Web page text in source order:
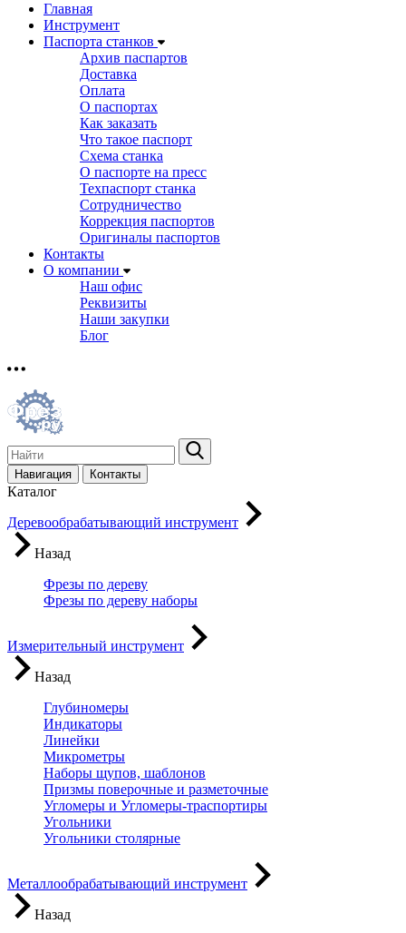
Главная
Инструмент
Паспорта станков
Архив паспартов
Доставка
Оплата
О паспортах
Как заказать
Что такое паспорт
Схема станка
О паспорте на пресс
Техпаспорт станка
Сотрудничество
Коррекция паспортов
Оригиналы паспортов
Контакты
О компании
Наш офис
Реквизиты
Наши закупки
Блог
Навигация Контакты
Каталог
Деревообрабатывающий инструмент
Назад
Фрезы по дереву
Фрезы по дереву наборы
Измерительный инструмент
Назад
Глубиномеры
Индикаторы
Линейки
Микрометры
Наборы щупов, шаблонов
Призмы поверочные и разметочные
Угломеры и Угломеры-траспортиры
Угольники
Угольники столярные
Металлообрабатывающий инструмент
Назад